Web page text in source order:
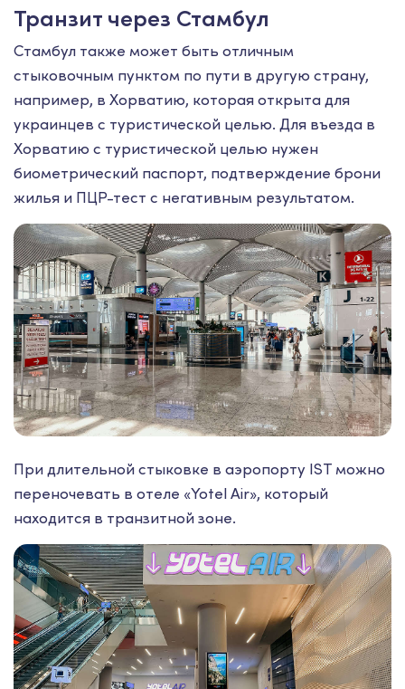
Транзит через Стамбул
Стамбул также может быть отличным
стыковочным пунктом по пути в другую страну,
например, в Хорватию, которая открыта для
украинцев с туристической целью. Для въезда в
Хорватию с туристической целью нужен
биометрический паспорт, подтверждение брони
жилья и ПЦР-тест с негативным результатом.
При длительной стыковке в аэропорту IST можно
переночевать в отеле «Yotel Air», который
находится в транзитной зоне.